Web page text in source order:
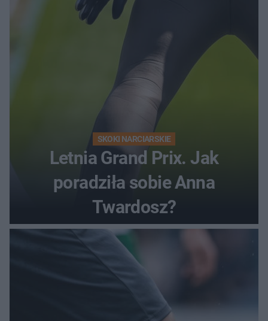
SKOKI NARCIARSKIE
Letnia Grand Prix. Jak
poradziła sobie Anna
Twardosz?